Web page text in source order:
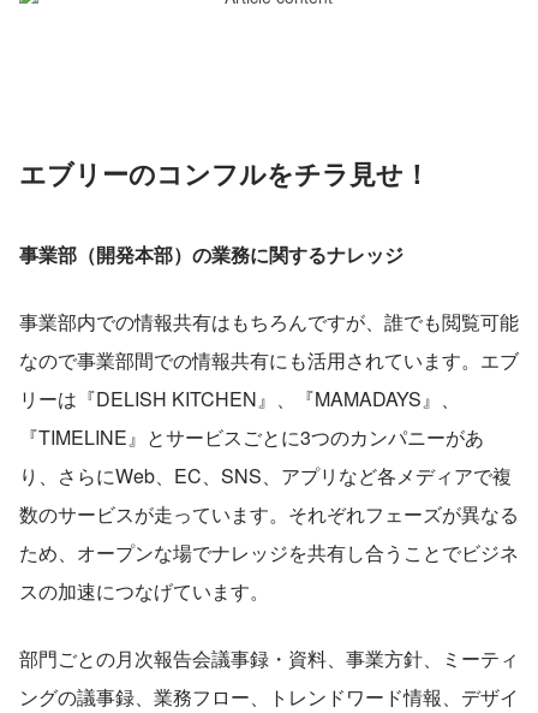
エブリーのコンフルをチラ見せ！
事業部（開発本部）の業務に関するナレッジ
事業部内での情報共有はもちろんですが、誰でも閲覧可能
なので事業部間での情報共有にも活用されています。エブ
リーは『DELISH KITCHEN』、『MAMADAYS』、
『TIMELINE』とサービスごとに3つのカンパニーがあ
り、さらにWeb、EC、SNS、アプリなど各メディアで複
数のサービスが走っています。それぞれフェーズが異なる
ため、オープンな場でナレッジを共有し合うことでビジネ
スの加速につなげています。
部門ごとの月次報告会議事録・資料、事業方針、ミーティ
ングの議事録、業務フロー、トレンドワード情報、デザイ